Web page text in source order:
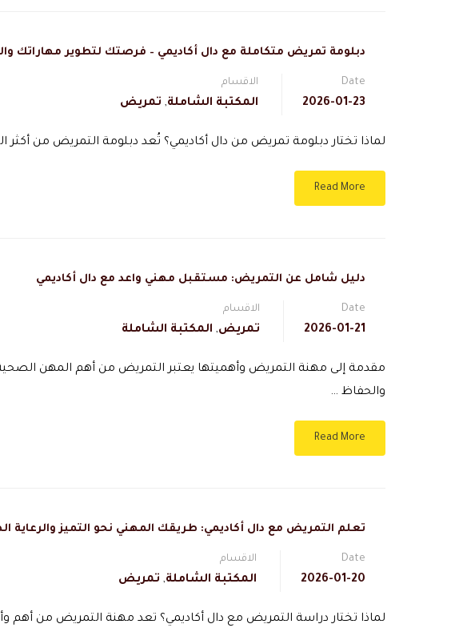
دبلومة تمريض متكاملة مع دال أكاديمي – فرصتك لتطوير مهاراتك
Date
2026-01-23
الاقسام
المكتبة الشاملة, تمريض
لماذا تختار دبلومة تمريض من دال أكاديمي؟ تُعد دبلومة التمريض من أكثر
Read More
دليل شامل عن التمريض: مستقبل مهني واعد مع دال أكاديمي
Date
2026-01-21
الاقسام
تمريض, المكتبة الشاملة
مقدمة إلى مهنة التمريض وأهميتها يعتبر التمريض من أهم المهن
والحفاظ …
Read More
تعلم التمريض مع دال أكاديمي: طريقك المهني نحو التميز والرعاية
Date
2026-01-20
الاقسام
المكتبة الشاملة, تمريض
لماذا تختار دراسة التمريض مع دال أكاديمي؟ تعد مهنة التمريض من أهم